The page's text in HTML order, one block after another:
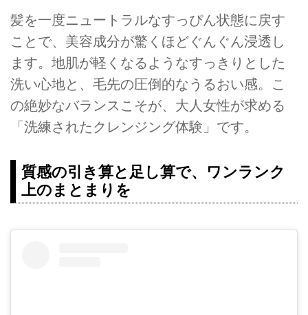
髪を一度ニュートラルなすっぴん状態に戻す
ことで、美容成分が驚くほどぐんぐん浸透し
ます。地肌が軽くなるようなすっきりとした
洗い心地と、毛先の圧倒的なうるおい感。こ
の絶妙なバランスこそが、大人女性が求める
「洗練されたクレンジング体験」です。
質感の引き算と足し算で、ワンランク
上のまとまりを